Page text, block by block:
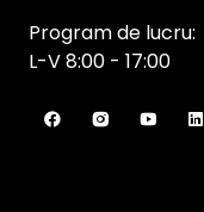
Program de lucru:
L-V 8:00 - 17:00